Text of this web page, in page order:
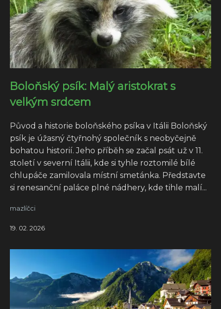
Boloňský psík: Malý aristokrat s
velkým srdcem
Původ a historie boloňského psíka v Itálii Boloňský
psík je úžasný čtyřnohý společník s neobyčejně
bohatou historií. Jeho příběh se začal psát už v 11.
století v severní Itálii, kde si tyhle roztomilé bílé
chlupáče zamilovala místní smetánka. Představte
si renesanční paláce plné nádhery, kde tihle malí...
mazlíčci
19. 02. 2026